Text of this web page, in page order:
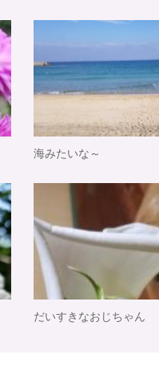
海みたいな～
だいすきなおじちゃん